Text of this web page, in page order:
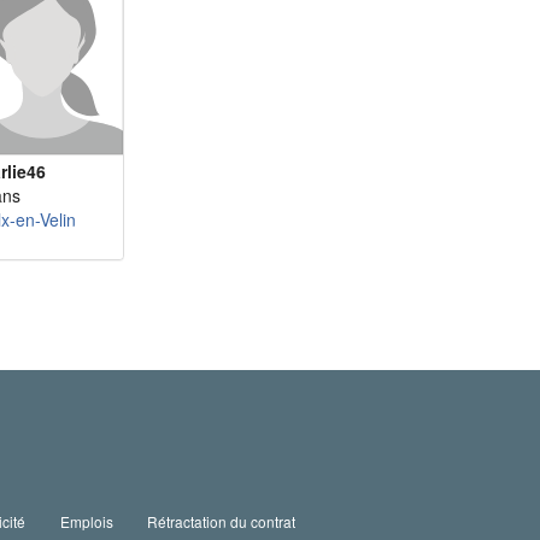
en-Velin
Emplois Rétractation du contrat